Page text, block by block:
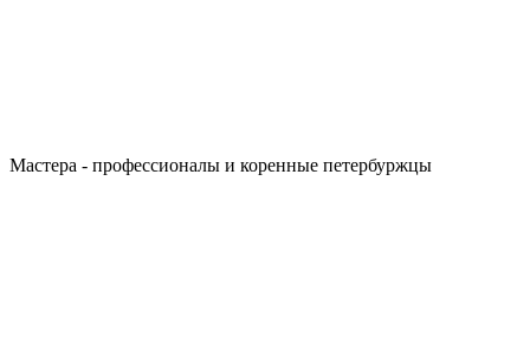
Мастера - профессионалы и коренные петербуржцы